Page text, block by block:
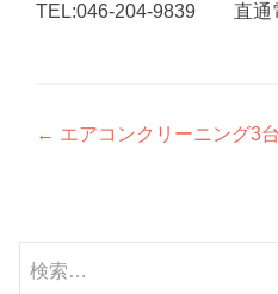
TEL:046-204-9839 直通
投
ビ
← エアコンクリーニング3
索: